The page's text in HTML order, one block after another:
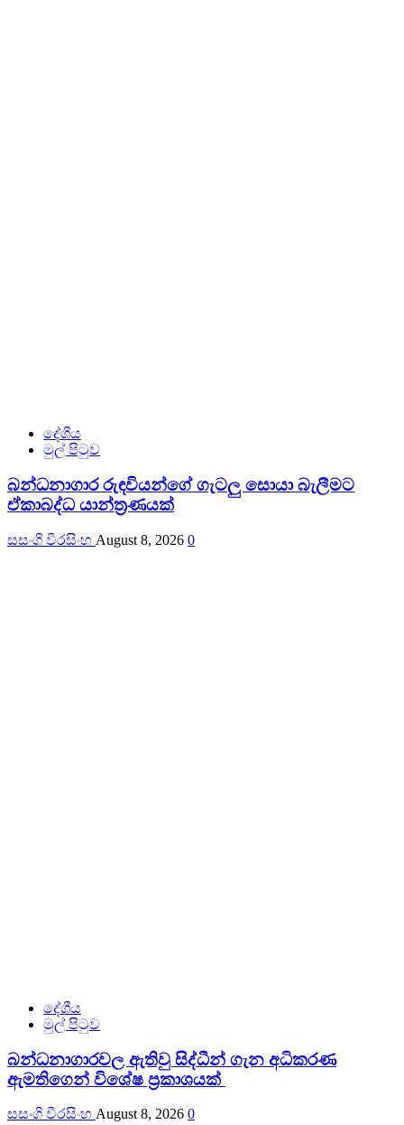
දේශීය
මුල් පිටුව
බන්ධනාගාර රුඳවියන්ගේ ගැටලු සොයා බැලීමට
ඒකාබද්ධ යාන්ත්‍රණයක්
සසංගි වීරසිංහ August 8, 2026 0
දේශීය
මුල් පිටුව
බන්ධනාගාරවල ඇතිවු සිද්ධීන් ගැන අධිකරණ
ඇමතිගෙන් විශේෂ ප්‍රකාශයක්
සසංගි වීරසිංහ August 8, 2026 0